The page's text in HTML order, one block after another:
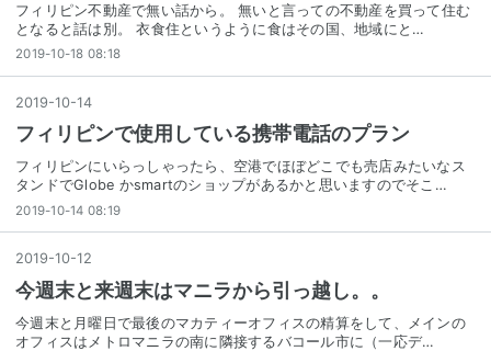
フィリピン不動産で無い話から。 無いと言っての不動産を買って住む
となると話は別。 衣食住というように食はその国、地域にと…
2019-10-18 08:18
2019-10-14
フィリピンで使用している携帯電話のプラン
フィリピンにいらっしゃったら、空港でほぼどこでも売店みたいなス
タンドでGlobe かsmartのショップがあるかと思いますのでそこ…
2019-10-14 08:19
2019-10-12
今週末と来週末はマニラから引っ越し。。
今週末と月曜日で最後のマカティーオフィスの精算をして、メインの
オフィスはメトロマニラの南に隣接するバコール市に（一応デ…